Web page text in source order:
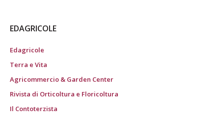
EDAGRICOLE
Edagricole
Terra e Vita
Agricommercio & Garden Center
Rivista di Orticoltura e Floricoltura
Il Contoterzista